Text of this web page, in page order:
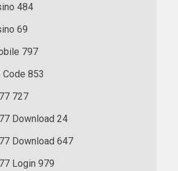
484
69
797
853
727
Download 24
Download 647
Login 979